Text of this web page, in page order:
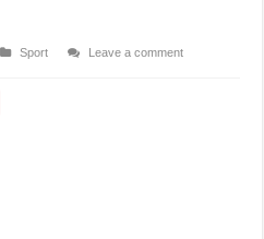
Sport
Leave a comment